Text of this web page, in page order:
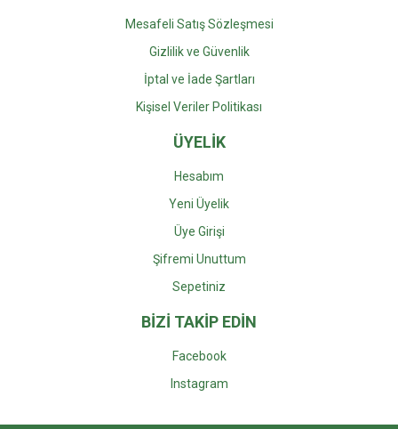
Mesafeli Satış Sözleşmesi
Gizlilik ve Güvenlik
İptal ve İade Şartları
Kişisel Veriler Politikası
ÜYELİK
Hesabım
Yeni Üyelik
Üye Girişi
Şifremi Unuttum
Sepetiniz
BİZİ TAKİP EDİN
Facebook
Instagram